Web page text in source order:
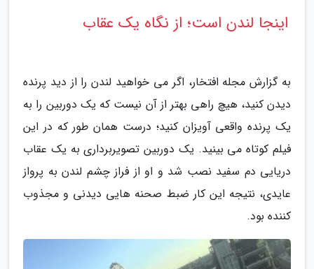
اینجا لندن است؛ از نگاه یک عقاب
به گزارش مجله افتخار، اگر می خواهید لندن را از دید پرنده
دیدن کنید، هیچ راهی بهتر از آن نیست که یک دوربین را به
یک پرنده واقعی آویزان کنید؛ درست همان طور که در این
فیلم کوتاه می بینید. یک دوربین تصویربرداری به یک عقاب
دریایی دم سفید نصب شد و او از فراز چشم لندن به پرواز
عایدی، نتیجه این کار ضبط صحنه هایی دیدنی و مجذوب
کننده بود.